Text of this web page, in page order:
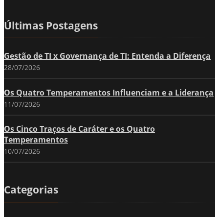
Últimas Postagens
Gestão de TI x Governança de TI: Entenda a Diferença
28/07/2026
Os Quatro Temperamentos Influenciam e a Liderança
11/07/2026
Os Cinco Traços de Caráter e os Quatro
Temperamentos
10/07/2026
Categorias